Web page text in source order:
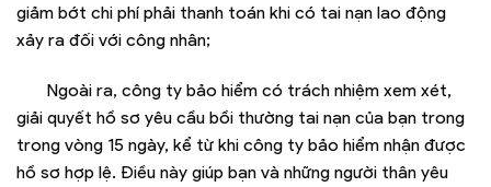
giảm bớt chi phí phải thanh toán khi có tai nạn lao động
xảy ra đối với công nhân;
Ngoài ra, công ty bảo hiểm có trách nhiệm xem xét,
giải quyết hồ sơ yêu cầu bồi thường tai nạn của bạn trong
trong vòng 15 ngày, kể từ khi công ty bảo hiểm nhận được
hồ sơ hợp lệ. Điều này giúp bạn và những người thân yêu